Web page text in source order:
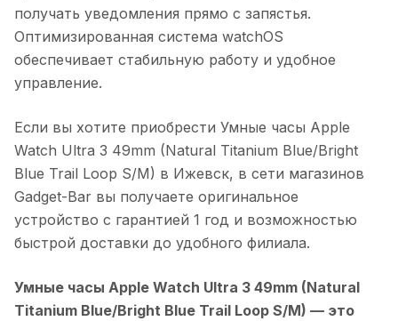
получать уведомления прямо с запястья.
Оптимизированная система watchOS
обеспечивает стабильную работу и удобное
управление.
Если вы хотите приобрести Умные часы Apple
Watch Ultra 3 49mm (Natural Titanium Blue/Bright
Blue Trail Loop S/M) в Ижевск, в сети магазинов
Gadget-Bar вы получаете оригинальное
устройство с гарантией 1 год и возможностью
быстрой доставки до удобного филиала.
Умные часы Apple Watch Ultra 3 49mm (Natural
Titanium Blue/Bright Blue Trail Loop S/M) — это